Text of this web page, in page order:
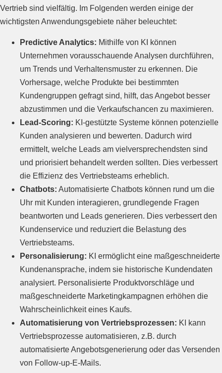
Vertrieb sind vielfältig. Im Folgenden werden einige der
wichtigsten Anwendungsgebiete näher beleuchtet:
Predictive Analytics: Mithilfe von KI können
Unternehmen vorausschauende Analysen durchführen,
um Trends und Verhaltensmuster zu erkennen. Die
Vorhersage, welche Produkte bei bestimmten
Kundengruppen gefragt sind, hilft, das Angebot besser
abzustimmen und die Verkaufschancen zu maximieren.
Lead-Scoring: KI-gestützte Systeme können potenzielle
Kunden analysieren und bewerten. Dadurch wird
ermittelt, welche Leads am vielversprechendsten sind
und priorisiert behandelt werden sollten. Dies verbessert
die Effizienz des Vertriebsteams erheblich.
Chatbots: Automatisierte Chatbots können rund um die
Uhr mit Kunden interagieren, grundlegende Fragen
beantworten und Leads generieren. Dies verbessert den
Kundenservice und reduziert die Belastung des
Vertriebsteams.
Personalisierung: KI ermöglicht eine maßgeschneiderte
Kundenansprache, indem sie historische Kundendaten
analysiert. Personalisierte Produktvorschläge und
maßgeschneiderte Marketingkampagnen erhöhen die
Wahrscheinlichkeit eines Kaufs.
Automatisierung von Vertriebsprozessen: KI kann
Vertriebsprozesse automatisieren, z.B. durch
automatisierte Angebotsgenerierung oder das Versenden
von Follow-up-E-Mails.